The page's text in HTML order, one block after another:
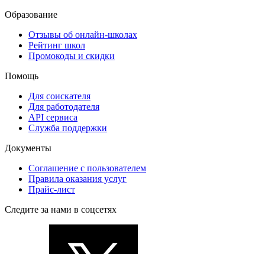
Образование
Отзывы об онлайн-школах
Рейтинг школ
Промокоды и скидки
Помощь
Для соискателя
Для работодателя
API сервиса
Служба поддержки
Документы
Соглашение с пользователем
Правила оказания услуг
Прайс-лист
Следите за нами в соцсетях